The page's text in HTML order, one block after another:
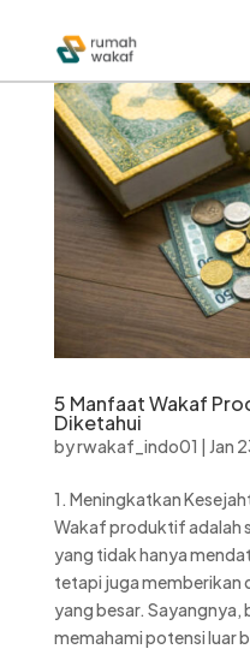
5 Manfaat Wakaf
Diketahui
byrwakaf_indo01 | Jan
1. Meningkatkan
Wakaf produktif adalah
yang tidak hanya
tetapi juga memberikan
yang besar. Sayangnya,
memahami potensi luar